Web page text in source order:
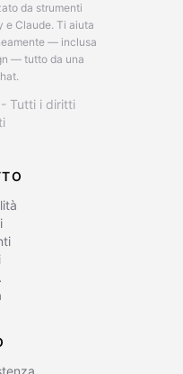
da strumenti
e Claude. Ti aiuta
— inclusa
— tutto da una
Tutti i diritti